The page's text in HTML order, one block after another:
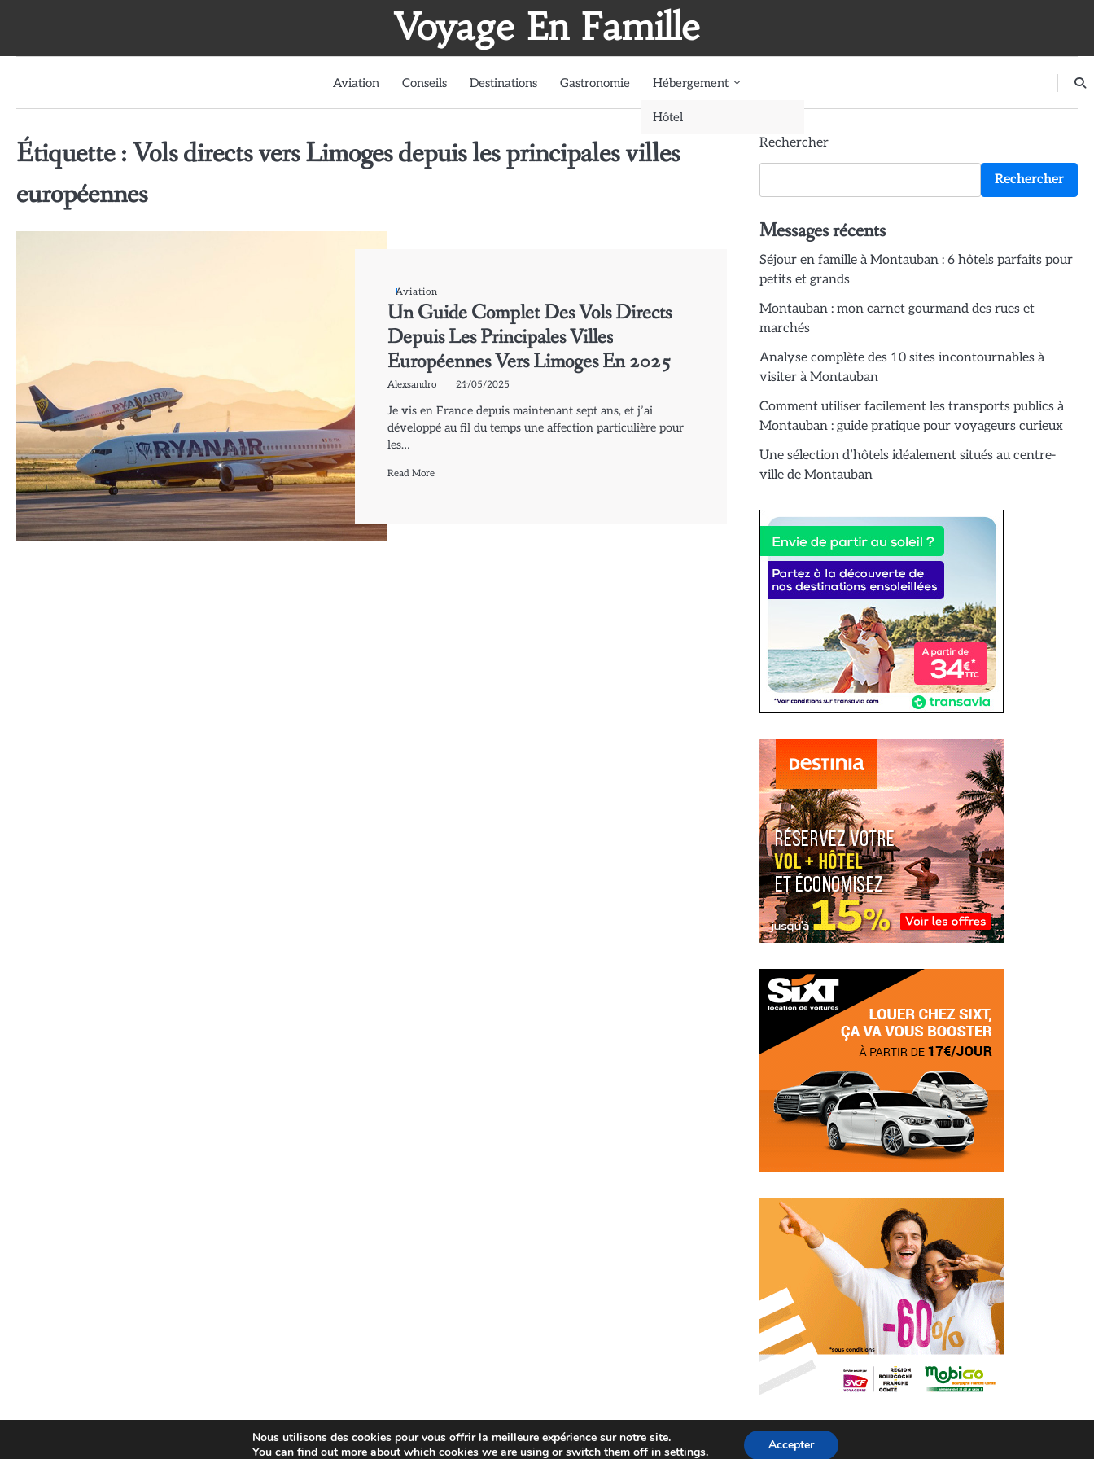
Voyage En Famille
Aviation Conseils Destinations Gastronomie Hébergement
Hôtel
Étiquette :Vols directs vers Limoges depuis les principales villes
européennes
Aviation
Un Guide Complet Des Vols Directs
Depuis Les Principales Villes
Européennes Vers Limoges En 2025
Alexsandro 21/05/2025
Je vis en France depuis maintenant sept ans, et j’ai
développé au fil du temps une affection particulière pour
les…
Read More
Rechercher
Rechercher
Messages récents
Séjour en famille à Montauban : 6 hôtels parfaits pour
petits et grands
Montauban : mon carnet gourmand des rues et
marchés
Analyse complète des 10 sites incontournables à
visiter à Montauban
Comment utiliser facilement les transports publics à
Montauban : guide pratique pour voyageurs curieux
Une sélection d’hôtels idéalement situés au centre-
ville de Montauban
Nous utilisons des cookies pour vous offrir la meilleure expérience sur notre site.
You can find out more about which cookies we are using or switch them off in settings. Accepter